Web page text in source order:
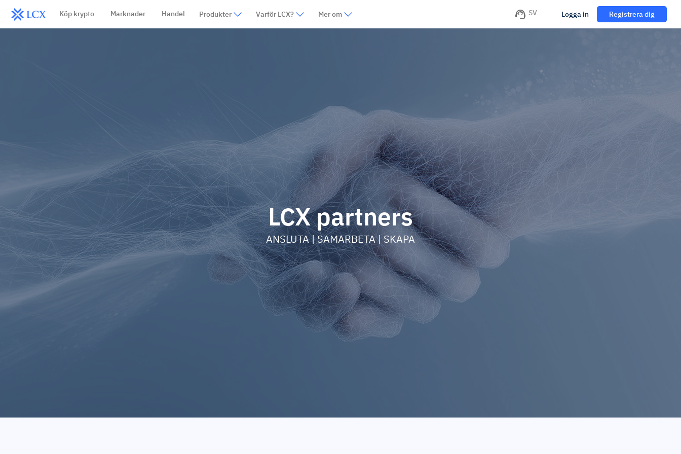
Köp krypto Marknader Handel Produkter Varför LCX? Mer om SV Logga in Registrera dig
LCX partners
ANSLUTA | SAMARBETA | SKAPA